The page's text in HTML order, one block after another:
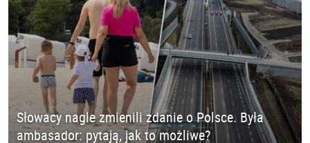
Słowacy nagle zmienili zdanie o Polsce. Była
ambasador: pytają, jak to możliwe?